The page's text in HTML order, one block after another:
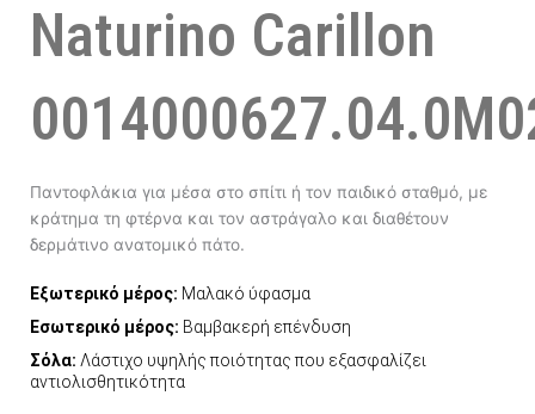
Naturino Carillon
Παντοφλάκια για μέσα στο σπίτι ή τον παιδικό σταθμό, με
κράτημα τη φτέρνα και τον αστράγαλο και διαθέτουν
δερμάτινο ανατομικό πάτο.
Εξωτερικό μέρος: Μαλακό ύφασμα
Εσωτερικό μέρος: Βαμβακερή επένδυση
Σόλα: Λάστιχο υψηλής ποιότητας που εξασφαλίζει
αντιολισθητικότητα